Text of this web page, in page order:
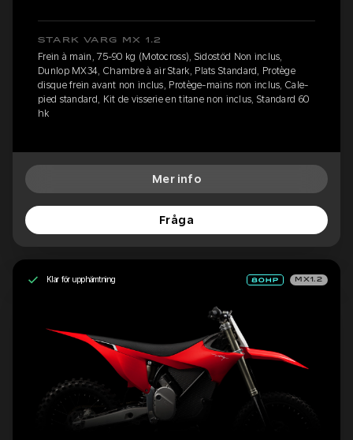
STARK VARG MX 1.2
Frein à main, 75-90 kg (Motocross), Sidostöd Non inclus,
Dunlop MX34, Chambre à air Stark, Plats Standard, Protège
disque frein avant non inclus, Protège-mains non inclus, Cale-
pied standard, Kit de visserie en titane non inclus, Standard 60
hk
Mer info
Fråga
Klar för upphämtning MX1.2